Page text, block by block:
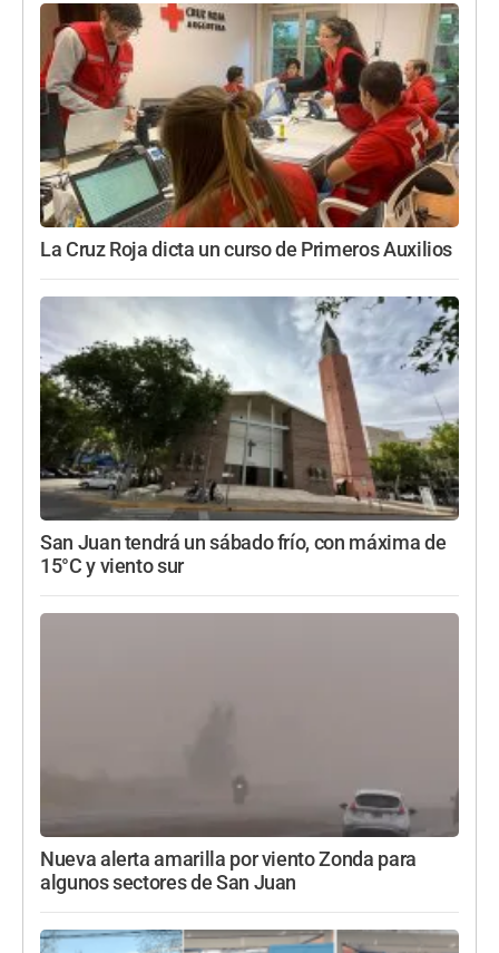
La Cruz Roja dicta un curso de Primeros Auxilios
San Juan tendrá un sábado frío, con máxima de
15°C y viento sur
Nueva alerta amarilla por viento Zonda para
algunos sectores de San Juan